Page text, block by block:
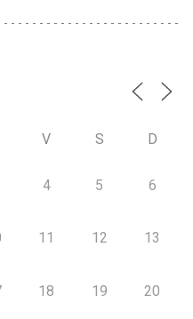
V S D
4 5 6
11 12 13
18 19 20